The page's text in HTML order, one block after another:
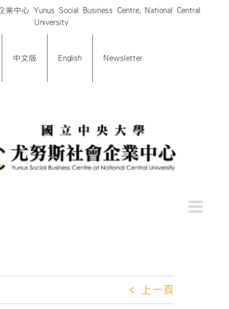
中心 Yunus Social Business Centre, National Central
University
中文版 English Newsletter
上一頁